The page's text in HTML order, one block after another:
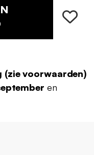
(zie voorwaarden)
en